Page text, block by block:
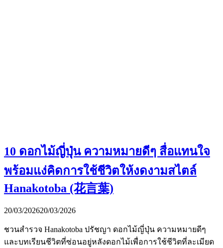
10 ดอกไม้ญี่ปุ่น ความหมายดีๆ สื่อแทนใจ
พร้อมแง่คิดการใช้ชีวิตให้งดงามสไตล์
Hanakotoba (花言葉)
20/03/202620/03/2026
ชวนสำรวจ Hanakotoba ปรัชญา ดอกไม้ญี่ปุ่น ความหมายดีๆ
และบทเรียนชีวิตที่ซ่อนอยู่หลังดอกไม้เพื่อการใช้ชีวิตที่ละเมียด